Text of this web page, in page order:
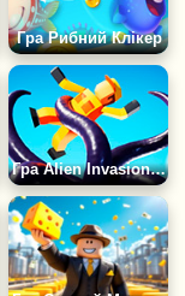
Гра Рибний Клікер
Гра Alien Invasion: Космічне РПГ